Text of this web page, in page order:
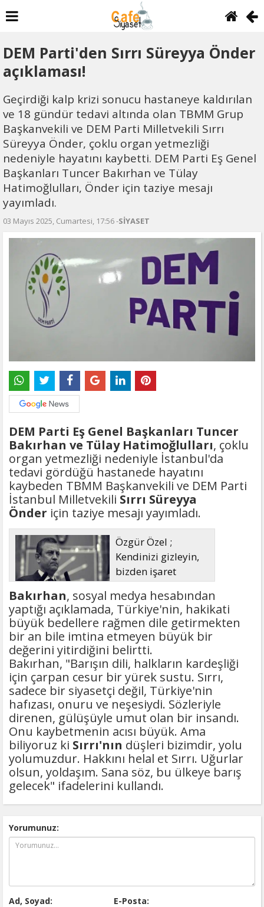
DEM Parti'den Sırrı Süreyya Önder
açıklaması!
Geçirdiği kalp krizi sonucu hastaneye kaldırılan
ve 18 gündür tedavi altında olan TBMM Grup
Başkanvekili ve DEM Parti Milletvekili Sırrı
Süreyya Önder, çoklu organ yetmezliği
nedeniyle hayatını kaybetti. DEM Parti Eş Genel
Başkanları Tuncer Bakırhan ve Tülay
Hatimoğlulları, Önder için taziye mesajı
yayımladı.
03 Mayıs 2025, Cumartesi, 17:56 -SİYASET
DEM Parti Eş Genel Başkanları Tuncer
Bakırhan ve Tülay Hatimoğlulları, çoklu
organ yetmezliği nedeniyle İstanbul'da
tedavi gördüğü hastanede hayatını
kaybeden TBMM Başkanvekili ve DEM Parti
İstanbul Milletvekili Sırrı Süreyya
Önder için taziye mesajı yayımladı.
Özgür Özel ;
Kendinizi gizleyin,
bizden işaret
bekleyin
Bakırhan, sosyal medya hesabından
yaptığı açıklamada, Türkiye'nin, hakikati
büyük bedellere rağmen dile getirmekten
bir an bile imtina etmeyen büyük bir
değerini yitirdiğini belirtti.
Bakırhan, "Barışın dili, halkların kardeşliği
için çarpan cesur bir yürek sustu. Sırrı,
sadece bir siyasetçi değil, Türkiye'nin
hafızası, onuru ve neşesiydi. Sözleriyle
direnen, gülüşüyle umut olan bir insandı.
Onu kaybetmenin acısı büyük. Ama
biliyoruz ki Sırrı'nın düşleri bizimdir, yolu
yolumuzdur. Hakkını helal et Sırrı. Uğurlar
olsun, yoldaşım. Sana söz, bu ülkeye barış
gelecek" ifadelerini kullandı.
Yorumunuz:
Ad, Soyad: E-Posta: